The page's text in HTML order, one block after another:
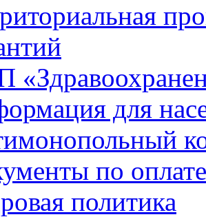
для
по
политика